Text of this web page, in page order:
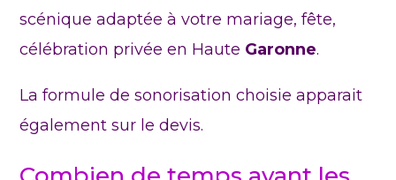
scénique adaptée à votre mariage, fête,
célébration privée en Haute Garonne.
La formule de sonorisation choisie apparait
également sur le devis.